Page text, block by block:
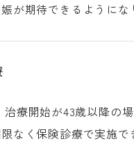
が期待できるように
なく保険診療で実施で